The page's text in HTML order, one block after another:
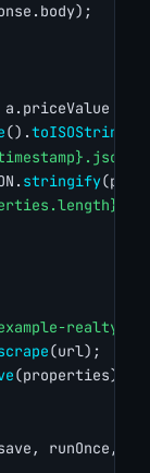
-
().toISOString
stringify
(url);
(properties);
runOnce,